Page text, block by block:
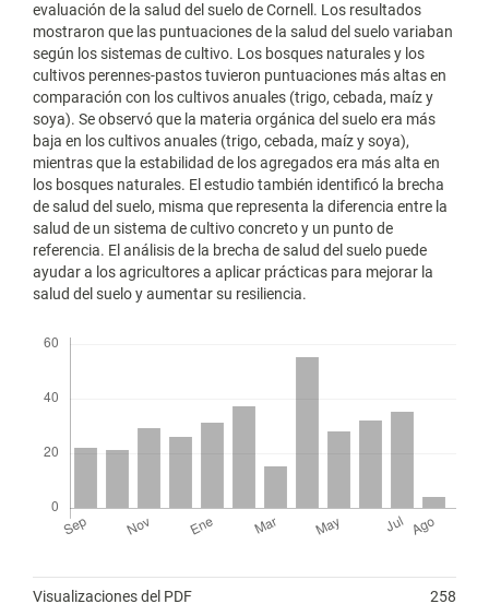
evaluación de la salud del suelo de Cornell. Los resultados
mostraron que las puntuaciones de la salud del suelo variaban
según los sistemas de cultivo. Los bosques naturales y los
cultivos perennes-pastos tuvieron puntuaciones más altas en
comparación con los cultivos anuales (trigo, cebada, maíz y
soya). Se observó que la materia orgánica del suelo era más
baja en los cultivos anuales (trigo, cebada, maíz y soya),
mientras que la estabilidad de los agregados era más alta en
los bosques naturales. El estudio también identificó la brecha
de salud del suelo, misma que representa la diferencia entre la
salud de un sistema de cultivo concreto y un punto de
referencia. El análisis de la brecha de salud del suelo puede
ayudar a los agricultores a aplicar prácticas para mejorar la
salud del suelo y aumentar su resiliencia.
Visualizaciones del PDF 258